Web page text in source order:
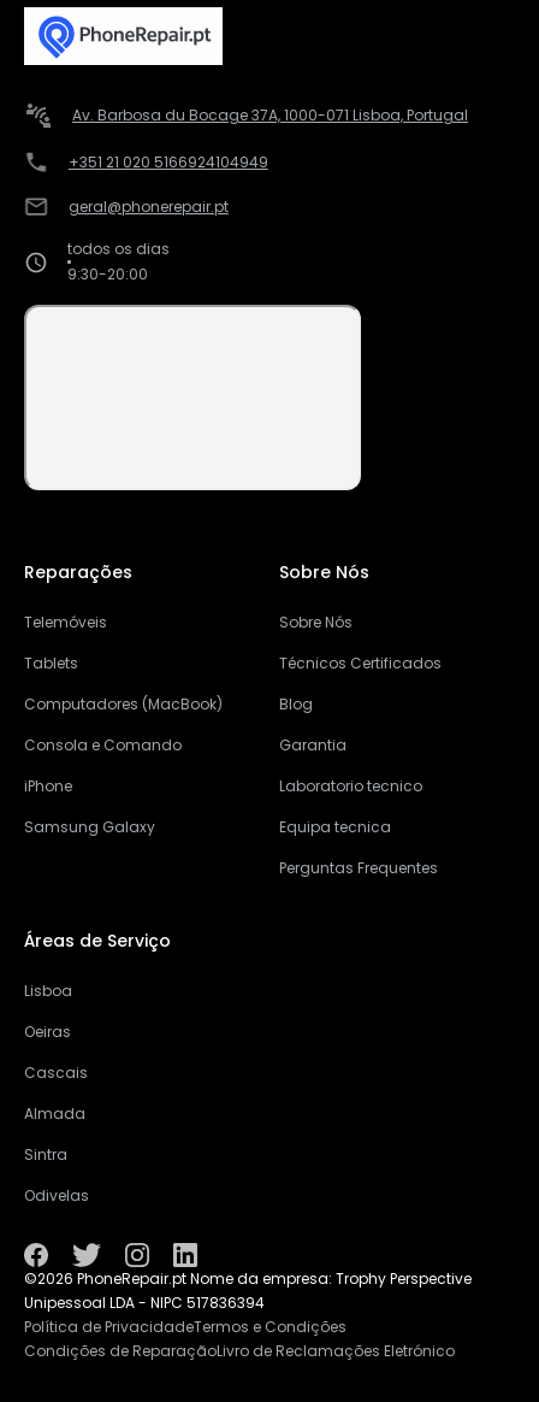
Av. Barbosa du Bocage 37A, 1000-071 Lisboa, Portugal
+351 21 020 5166924104949
geral@phonerepair.pt
todos os dias
9:30-20:00
Reparações
Telemóveis
Tablets
Computadores (MacBook)
Consola e Comando
iPhone
Samsung Galaxy
Sobre Nós
Sobre Nós
Técnicos Certificados
Blog
Garantia
Laboratorio tecnico
Equipa tecnica
Perguntas Frequentes
Áreas de Serviço
Lisboa
Oeiras
Cascais
Almada
Sintra
Odivelas
©2026 PhoneRepair.pt Nome da empresa: Trophy Perspective
Unipessoal LDA - NIPC 517836394
Política de PrivacidadeTermos e Condições
Condições de ReparaçãoLivro de Reclamações Eletrónico